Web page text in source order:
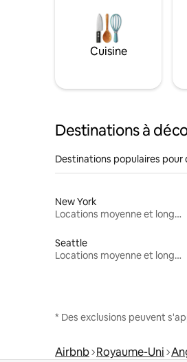
Cuisine
Destinations à
Destinations populaires pour
New York
Locations moyenne et longue durée
Seattle
Locations moyenne et longue durée
* Des exclusions peuvent
Airbnb Royaume-Uni